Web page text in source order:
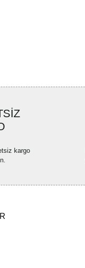
alternatifler olmalı.
kargo